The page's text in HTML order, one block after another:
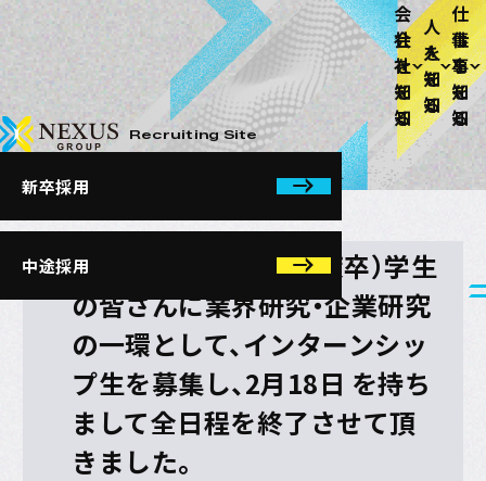
NEXUSホールディングス株式会社
Recruiting Site
会
社
を
知
る
人
を
知
る
仕
事
を
知
る
新卒採用
中途採用
News
2019年度・インターン
シップ 終了のお知らせ
TOP
お知らせ
2019年度・インターンシップ 終了のお知らせ
NEXUSでは（2019年度卒）学生
の皆さんに業界研究・企業研究
の一環として、インターンシッ
プ生を募集し、2月18日 を持ち
まして全日程を終了させて頂
きました。